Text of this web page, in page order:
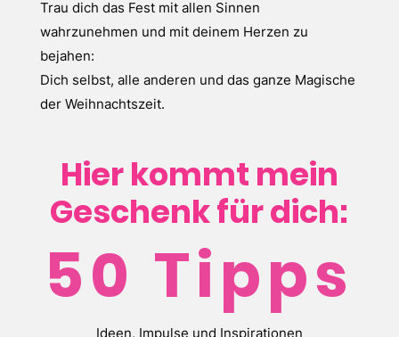
Trau dich das Fest mit allen Sinnen
wahrzunehmen und mit deinem Herzen zu
bejahen:
Dich selbst, alle anderen und das ganze Magische
der Weihnachtszeit.
Hier kommt mein
Geschenk für dich:
50 Tipps
Ideen, Impulse und Inspirationen